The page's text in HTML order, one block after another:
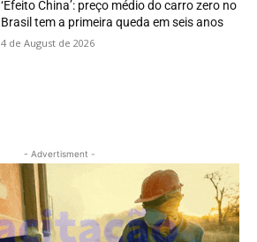
‘Efeito China’: preço médio do carro zero no
Brasil tem a primeira queda em seis anos
4 de August de 2026
- Advertisment -